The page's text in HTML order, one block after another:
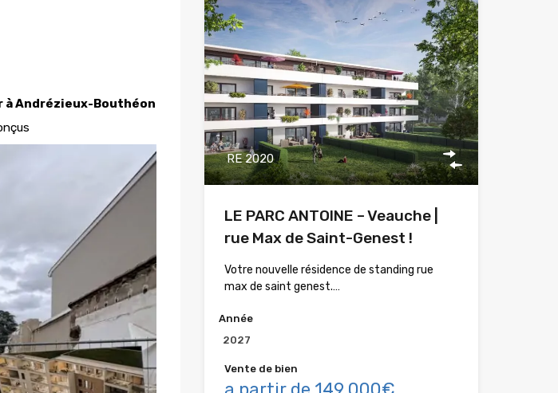
à Andrézieux-Bouthéon
RE 2020
LE PARC ANTOINE – Veauche |
rue Max de Saint-Genest !
Votre nouvelle résidence de standing rue
max de saint genest.…
Année
2027
Vente de bien